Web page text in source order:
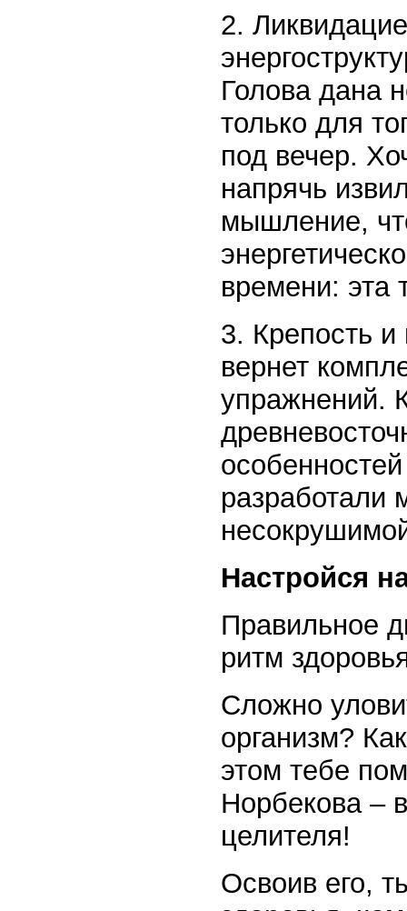
2.
Голова дана
только для
под вечер.
напрячь
мышление,
времени: эта
3. Крепость
вернет
упражнений.
разработали
Настройся
Правильное
ритм
Сложно
организм?
этом тебе
Норбекова –
целителя!
Освоив его,